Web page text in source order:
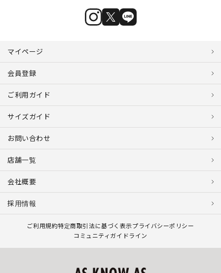
マイページ
会員登録
ご利用ガイド
サイズガイド
お問い合わせ
店舗一覧
会社概要
採用情報
ご利用規約特定商取引法に基づく表示プライバシーポリシー
コミュニティガイドライン